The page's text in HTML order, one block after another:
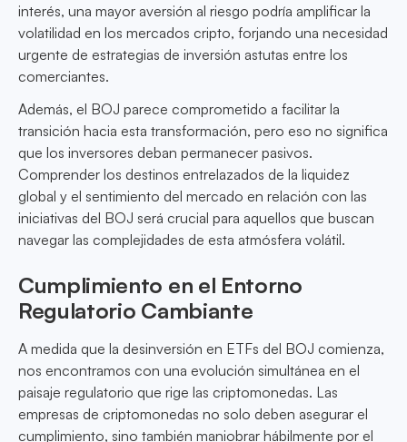
interés, una mayor aversión al riesgo podría amplificar la
volatilidad en los mercados cripto, forjando una necesidad
urgente de estrategias de inversión astutas entre los
comerciantes.
Además, el BOJ parece comprometido a facilitar la
transición hacia esta transformación, pero eso no significa
que los inversores deban permanecer pasivos.
Comprender los destinos entrelazados de la liquidez
global y el sentimiento del mercado en relación con las
iniciativas del BOJ será crucial para aquellos que buscan
navegar las complejidades de esta atmósfera volátil.
Cumplimiento en el Entorno
Regulatorio Cambiante
A medida que la desinversión en ETFs del BOJ comienza,
nos encontramos con una evolución simultánea en el
paisaje regulatorio que rige las criptomonedas. Las
empresas de criptomonedas no solo deben asegurar el
cumplimiento, sino también maniobrar hábilmente por el